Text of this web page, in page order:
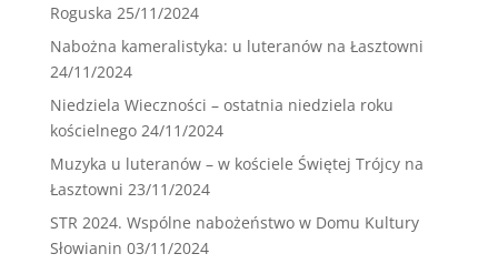
Roguska 25/11/2024
Nabożna kameralistyka: u luteranów na Łasztowni
24/11/2024
Niedziela Wieczności – ostatnia niedziela roku
kościelnego 24/11/2024
Muzyka u luteranów – w kościele Świętej Trójcy na
Łasztowni 23/11/2024
STR 2024. Wspólne nabożeństwo w Domu Kultury
Słowianin 03/11/2024